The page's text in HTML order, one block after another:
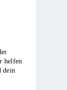
helfen
dein